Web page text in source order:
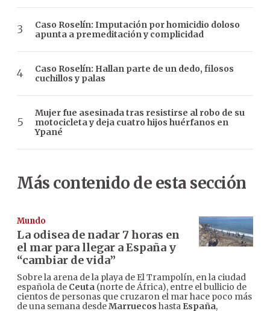
Caso Roselín: Imputación por homicidio doloso
apunta a premeditación y complicidad
Caso Roselín: Hallan parte de un dedo, filosos
cuchillos y palas
Mujer fue asesinada tras resistirse al robo de su
motocicleta y deja cuatro hijos huérfanos en
Ypané
Más contenido de esta sección
Mundo
La odisea de nadar 7 horas en
el mar para llegar a España y
“cambiar de vida”
Sobre la arena de la playa de El Trampolín, en la ciudad
española de Ceuta (norte de África), entre el bullicio de
cientos de personas que cruzaron el mar hace poco más
de una semana desdeMarruecos hasta España,